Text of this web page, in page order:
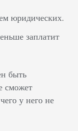
юридических.
заплатит
быть
сможет
у него не